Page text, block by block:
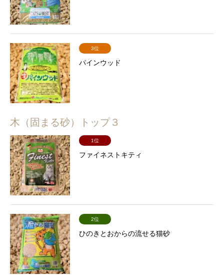
3位
パインウッド
木（固まる砂）トップ３
1位
ファイネストキティ
2位
ひのきとおからの流せる猫砂